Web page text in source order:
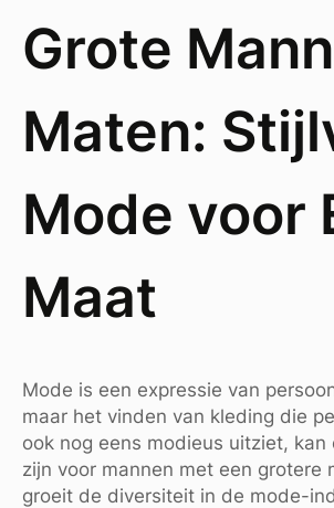
Grote
Maten:
Mode voor
Maat
Mode is een expressie van
maar het vinden van kleding die
ook nog eens modieus uitziet, kan
zijn voor mannen met een grotere
groeit de diversiteit in de mode-